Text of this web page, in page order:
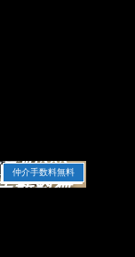
町303
数料無
仲介手数料無料